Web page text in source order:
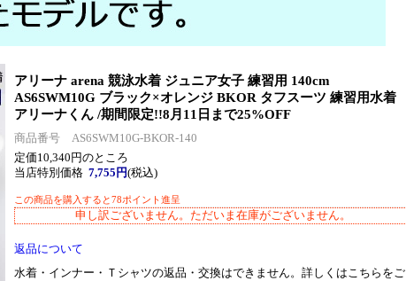
アリーナ arena 競泳水着 ジュニア女子 練習用 140cm
AS6SWM10G ブラック×オレンジ BKOR タフスーツ 練習用水着
アリーナくん /期間限定!!8月11日まで25%OFF
商品番号 AS6SWM10G-BKOR-140
定価10,340円のところ
当店特別価格 7,755円(税込)
この商品を購入すると78ポイント進呈
申し訳ございません。ただいま在庫がございません。
返品について
水着・インナー・Ｔシャツの返品・交換はできません。詳しくはこちらをご